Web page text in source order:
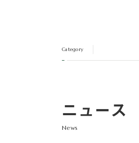
Category
ニュース
News